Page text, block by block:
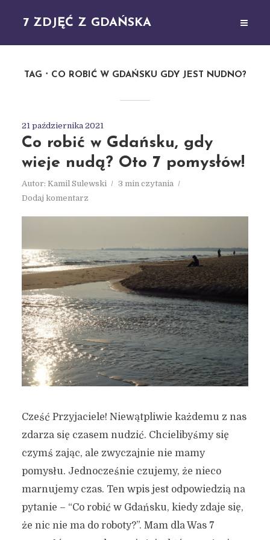
7 ZDJĘĆ Z GDAŃSKA
TAG CO ROBIĆ W GDAŃSKU GDY JEST NUDNO?
21 października 2021
Co robić w Gdańsku, gdy
wieje nudą? Oto 7 pomysłów!
Autor: Kamil Sulewski
3 min czytania
Dodaj komentarz
Cześć Przyjaciele! Niewątpliwie każdemu z nas
zdarza się czasem nudzić. Chcielibyśmy się
czymś zając, ale zwyczajnie nie mamy
pomysłu. Jednocześnie czujemy, że nieco
marnujemy czas. Ten wpis jest odpowiedzią na
pytanie – “Co robić w Gdańsku, kiedy zdaje się,
że nic nie ma do roboty?”. Mam dla Was 7